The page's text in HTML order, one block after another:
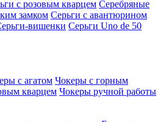
с розовым кварцем Серебряные
замком Серьги с авантюрином
вишенки Серьги Uno de 50
с агатом Чокеры с горным
кварцем Чокеры ручной работы